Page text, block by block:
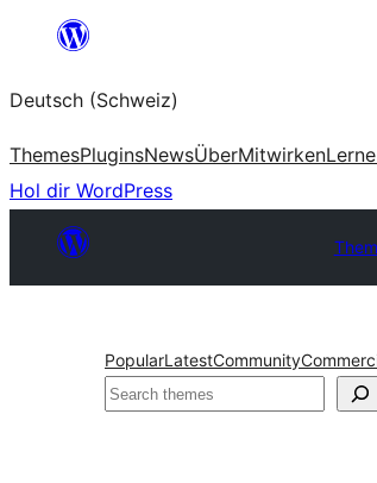
springen
Deutsch (Schweiz)
ThemesPluginsNewsÜberMitwirken
Hol dir WordPress
PopularLatestCommunity
Suchen